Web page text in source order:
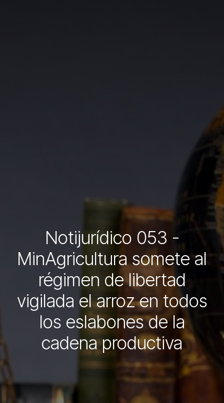
Notijurídico 053 -
MinAgricultura somete al
régimen de libertad
vigilada el arroz en todos
los eslabones de la
cadena productiva